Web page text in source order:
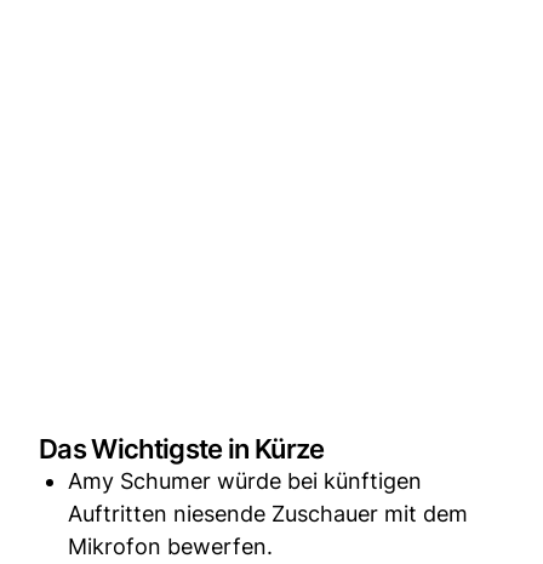
Das Wichtigste in Kürze
Amy Schumer würde bei künftigen
Auftritten niesende Zuschauer mit dem
Mikrofon bewerfen.